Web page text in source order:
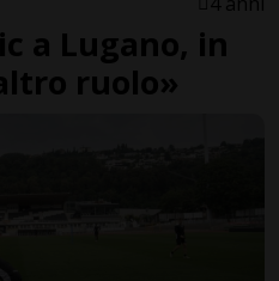
a Lugano, in
ruolo»